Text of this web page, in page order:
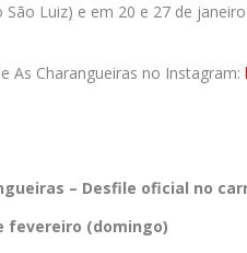
São Luiz) e em 20 e 27 de
As Charangueiras no Instagram:
– Desfile oficial no
fevereiro (domingo)